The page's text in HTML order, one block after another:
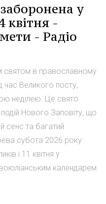
у
квітня -
- Радіо
в православному
час Великого посту,
неділею. Це свято
Нового Заповіту, що
сенс та багатий
субота 2026 року
і 11 квітня у
календарем.